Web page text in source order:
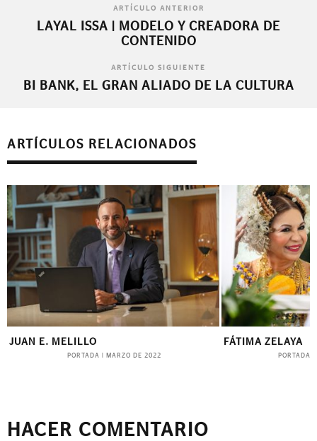
ARTÍCULO ANTERIOR
LAYAL ISSA | MODELO Y CREADORA DE
CONTENIDO
ARTÍCULO SIGUIENTE
BI BANK, EL GRAN ALIADO DE LA CULTURA
ARTÍCULOS RELACIONADOS
JUAN E. MELILLO
PORTADA MARZO DE 2022
FÁTIMA ZELAYA
PORTADA
HACER COMENTARIO